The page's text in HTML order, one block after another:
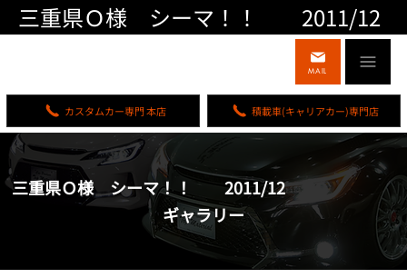
積載車(キャリアカー)専門店
カスタムカー専門 本店
MAIL
三重県Ｏ様 シーマ！！ 2011/12
三重県Ｏ様 シーマ！！ 2011/12
ギャラリー